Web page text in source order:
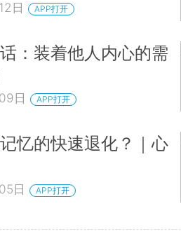
日 APP打开
：装着他人内心的需
日 APP打开
忆的快速退化？｜心
日 APP打开